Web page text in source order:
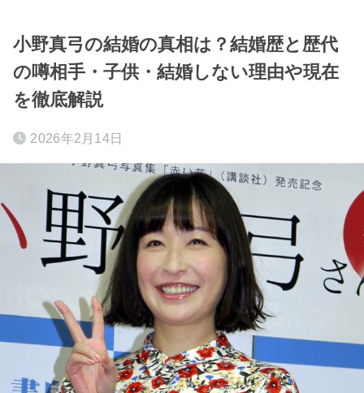
小野真弓の結婚の真相は？結婚歴と歴代
の噂相手・子供・結婚しない理由や現在
を徹底解説
2026年2月14日